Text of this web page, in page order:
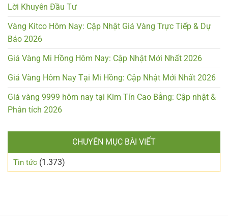
Lời Khuyên Đầu Tư
Vàng Kitco Hôm Nay: Cập Nhật Giá Vàng Trực Tiếp & Dự
Báo 2026
Giá Vàng Mi Hồng Hôm Nay: Cập Nhật Mới Nhất 2026
Giá Vàng Hôm Nay Tại Mi Hồng: Cập Nhật Mới Nhất 2026
Giá vàng 9999 hôm nay tại Kim Tín Cao Bằng: Cập nhật &
Phân tích 2026
CHUYÊN MỤC BÀI VIẾT
Tin tức (1.373)